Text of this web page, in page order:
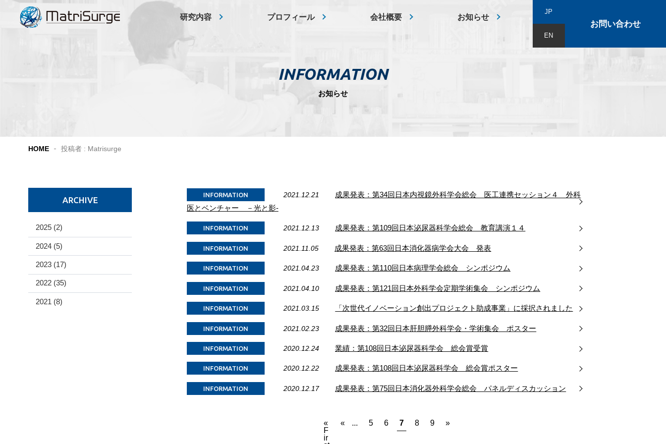
研究内容 プロフィール 会社概要 お知らせ
JP
EN
お問い合わせ
INFORMATION
お知らせ
HOME 投稿者 : Matrisurge
ARCHIVE
2025 (2)
2024 (5)
2023 (17)
2022 (35)
2021 (8)
INFORMATION 2021.12.21
成果発表：第34回日本内視鏡外科学会総会 医工連携セッション４ 外科
医とベンチャー －光と影-
INFORMATION 2021.12.13 成果発表：第109回日本泌尿器科学会総会 教育講演１４
INFORMATION 2021.11.05 成果発表：第63回日本消化器病学会大会 発表
INFORMATION 2021.04.23 成果発表：第110回日本病理学会総会 シンポジウム
INFORMATION 2021.04.10 成果発表：第121回日本外科学会定期学術集会 シンポジウム
INFORMATION 2021.03.15 「次世代イノベーション創出プロジェクト助成事業」に採択されました
INFORMATION 2021.02.23 成果発表：第32回日本肝胆膵外科学会・学術集会 ポスター
INFORMATION 2020.12.24 業績：第108回日本泌尿器科学会 総会賞受賞
INFORMATION 2020.12.22 成果発表：第108回日本泌尿器科学会 総会賞ポスター
INFORMATION 2020.12.17 成果発表：第75回日本消化器外科学会総会 パネルディスカッション
«
F
ir
« ... 5 6 7 8 9 »